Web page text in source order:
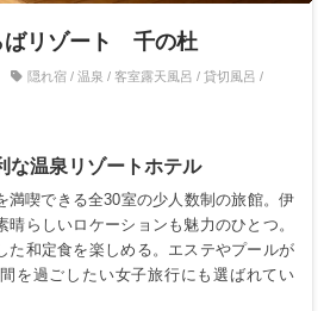
ばリゾート 千の杜
隠れ宿 / 温泉 / 客室露天風呂 / 貸切風呂 /
な温泉リゾートホテル
満喫できる全30室の少人数制の旅館。伊
らしいロケーションも魅力のひとつ。
た和定食を楽しめる。エステやプールが
を過ごしたい女子旅行にも選ばれてい